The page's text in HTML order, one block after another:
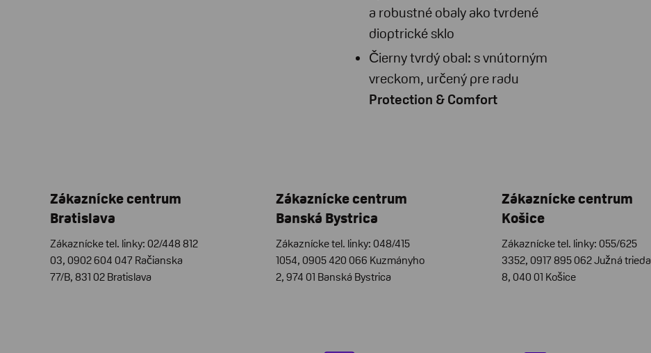
a robustné obaly ako tvrdené
dioptrické sklo
Čierny tvrdý obal: s vnútorným
vreckom, určený pre radu
Protection & Comfort
Zákaznícke centrum
Bratislava
Zákaznícke tel. linky: 02/448 812
03, 0902 604 047 Račianska
77/B, 831 02 Bratislava
Zákaznícke centrum
Banská Bystrica
Zákaznícke tel. linky: 048/415
1054, 0905 420 066 Kuzmányho
2, 974 01 Banská Bystrica
Zákaznícke centrum
Košice
Zákaznícke tel. linky: 055/625
3352, 0917 895 062 Južná trieda
8, 040 01 Košice